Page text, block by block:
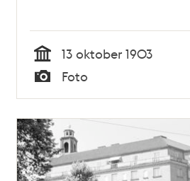
Tid
13 oktober 1903
Typ
Foto